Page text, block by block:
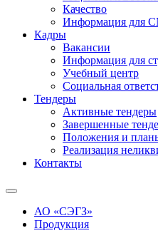
Качество
Информация для
Кадры
Вакансии
Информация для
Учебный центр
Социальная
Тендеры
Активные тендеры
Завершенные
Положения и
Реализация
Контакты
АО «СЭГЗ»
Продукция